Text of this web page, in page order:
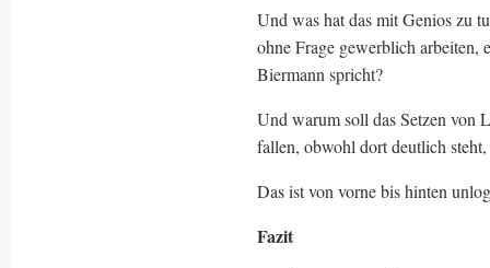
Und was hat das mit Genios zu
ohne Frage gewerblich arbeiten,
Biermann spricht?
Und warum soll das Setzen von
fallen, obwohl dort deutlich
Das ist von vorne bis hinten
Fazit